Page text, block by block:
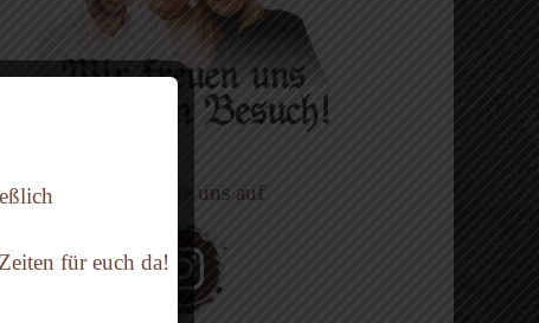
folgen Sie uns auf
für euch da!